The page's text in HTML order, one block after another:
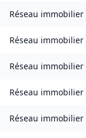
Réseau immobilier
Réseau immobilier
Réseau immobilier
Réseau immobilier
Réseau immobilier